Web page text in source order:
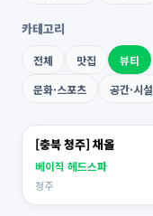
카테고리
전체 맛집 뷰티
문화·스포츠
공간·시설
[충북 청주] 채올
베이직 헤드스파
청주